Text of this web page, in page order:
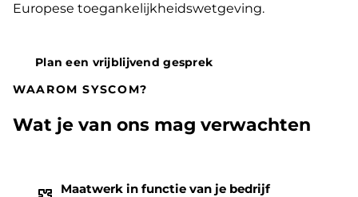
Europese toegankelijkheidswetgeving.
Plan een vrijblijvend gesprek
WAAROM SYSCOM?
Wat je van ons mag verwachten
Maatwerk in functie van je bedrijf